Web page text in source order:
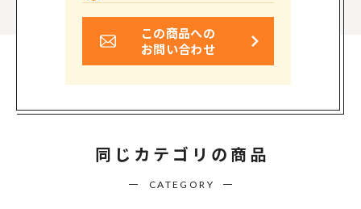
この商品への
お問い合わせ
同じカテゴリの商品
CATEGORY